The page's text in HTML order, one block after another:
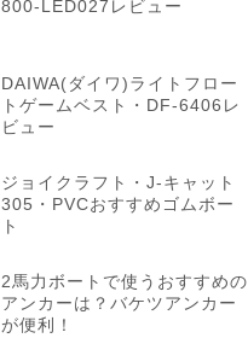
800-LED027レビュー
DAIWA(ダイワ)ライトフロー
トゲームベスト・DF-6406レ
ビュー
ジョイクラフト・J-キャット
305・PVCおすすめゴムボー
ト
2馬力ボートで使うおすすめの
アンカーは？バケツアンカー
が便利！